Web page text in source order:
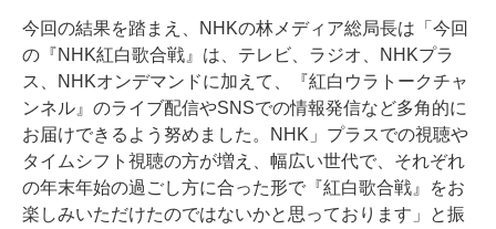
今回の結果を踏まえ、NHKの林メディア総局長は「今回
の『NHK紅白歌合戦』は、テレビ、ラジオ、NHKプラ
ス、NHKオンデマンドに加えて、『紅白ウラトークチャ
ンネル』のライブ配信やSNSでの情報発信など多角的に
お届けできるよう努めました。NHK」プラスでの視聴や
タイムシフト視聴の方が増え、幅広い世代で、それぞれ
の年末年始の過ごし方に合った形で『紅白歌合戦』をお
楽しみいただけたのではないかと思っております」と振